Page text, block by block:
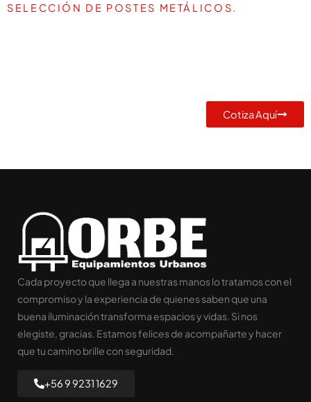
SELECCIÓN DE POSTES METÁLICOS.
Cotiza Aquí
Cada proyecto que llega a nuestras manos lo tratamos con el
compromiso y la experiencia de quienes saben que una
buena iluminación transforma espacios y vidas. Si nos
elegiste, gracias. Estamos felices de acompañarte y hacer
que tu camino brille con seguridad.
+56 9 9231 1629